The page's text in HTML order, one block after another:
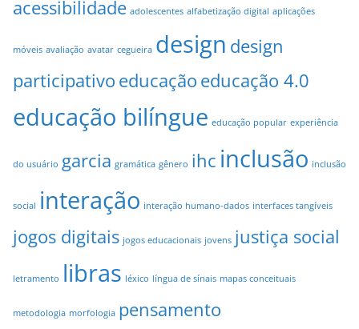
acessibilidade adolescentes alfabetização digital aplicações
móveis avaliação avatar cegueira design design
participativo educação educação 4.0
educação bilíngue educação popular experiência
do usuário garcia gramática gênero ihc inclusão inclusão
social interação interação humano-dados interfaces tangíveis
jogos digitais jogos educacionais jovens justiça social
letramento libras léxico língua de sínais mapas conceituais
metodologia morfologia pensamento